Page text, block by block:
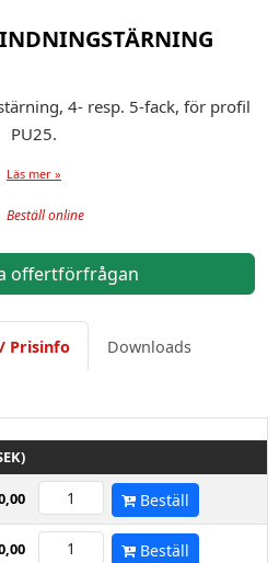
4- resp. 5-fack, för profil
PU25.
Läs mer »
Beställ online
offertförfrågan
Prisinfo Downloads
Beställ
Beställ